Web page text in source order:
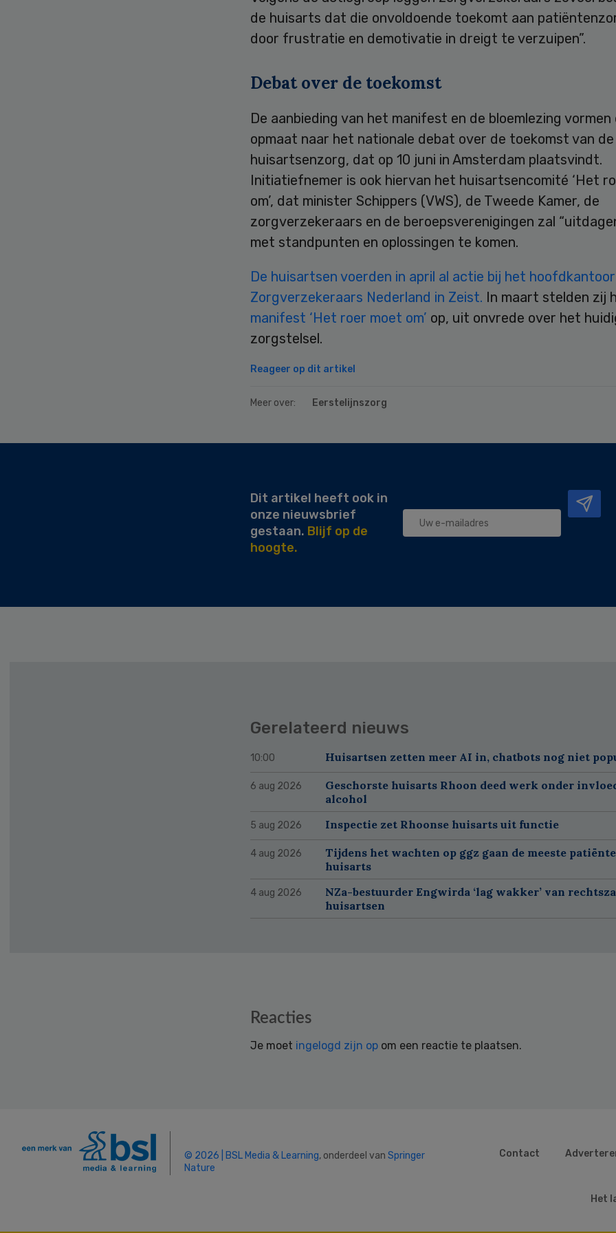
de huisarts dat die onvoldoende toekomt aan
door frustratie en demotivatie in dreigt te verzuipen”.
Debat over de toekomst
De aanbieding van het manifest en de bloemlezing vormen
opmaat naar het nationale debat over de toekomst van de
huisartsenzorg, dat op 10 juni in Amsterdam plaatsvindt.
Initiatiefnemer is ook hiervan het huisartsencomité ‘Het
om’, dat minister Schippers (VWS), de Tweede Kamer, de
zorgverzekeraars en de beroepsverenigingen zal
met standpunten en oplossingen te komen.
De huisartsen voerden in april al actie bij het
Zorgverzekeraars Nederland in Zeist. In maart stelden zij
manifest ‘Het roer moet om’ op, uit onvrede over het
zorgstelsel.
Reageer op dit artikel
Meer over: Eerstelijnszorg
Dit artikel heeft ook in
onze nieuwsbrief
gestaan. Blijf op de
hoogte.
Gerelateerd nieuws
10:00 Huisartsen zetten meer AI in, chatbots nog niet
6 aug 2026
Geschorste huisarts Rhoon deed werk onder
alcohol
5 aug 2026 Inspectie zet Rhoonse huisarts uit functie
4 aug 2026
Tijdens het wachten op ggz gaan de meeste
huisarts
4 aug 2026
NZa-bestuurder Engwirda ‘lag wakker’ van
huisartsen
Reacties
Je moet ingelogd zijn op om een reactie te plaatsen.
© 2026 | BSL Media & Learning, onderdeel van Springer
Nature
Contact
Het